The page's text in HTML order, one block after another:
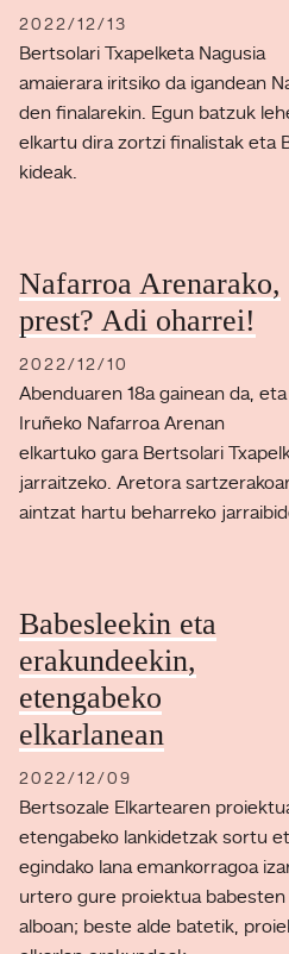
2022/12/13
Bertsolari Txapelketa Nagusia
amaierara iritsiko da igandean
den finalarekin. Egun batzuk
elkartu dira zortzi finalistak eta
kideak.
Nafarroa Arenarako,
prest? Adi oharrei!
2022/12/10
Abenduaren 18a gainean da, eta
Iruñeko Nafarroa Arenan
elkartuko gara Bertsolari
jarraitzeko. Aretora
aintzat hartu beharreko
Babesleekin eta
erakundeekin,
etengabeko
elkarlanean
2022/12/09
Bertsozale Elkartearen
etengabeko lankidetzak sortu
egindako lana emankorragoa
urtero gure proiektua
alboan; beste alde batetik,